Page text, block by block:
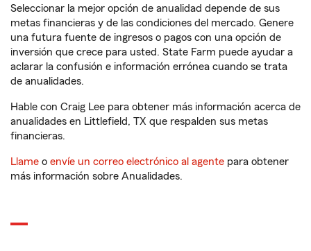
Seleccionar la mejor opción de anualidad depende de sus
metas financieras y de las condiciones del mercado. Genere
una futura fuente de ingresos o pagos con una opción de
inversión que crece para usted. State Farm puede ayudar a
aclarar la confusión e información errónea cuando se trata
de anualidades.
Hable con Craig Lee para obtener más información acerca de
anualidades en Littlefield, TX que respalden sus metas
financieras.
Llame o envíe un correo electrónico al agente para obtener
más información sobre Anualidades.